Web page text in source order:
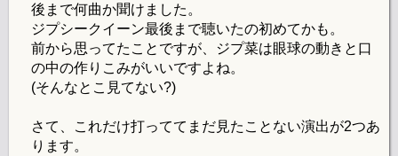
後まで何曲か聞けました。
ジプシークイーン最後まで聴いたの初めてかも。
前から思ってたことですが、ジプ菜は眼球の動きと口
の中の作りこみがいいですよね。
(そんなとこ見てない?)
さて、これだけ打っててまだ見たことない演出が2つあ
ります。